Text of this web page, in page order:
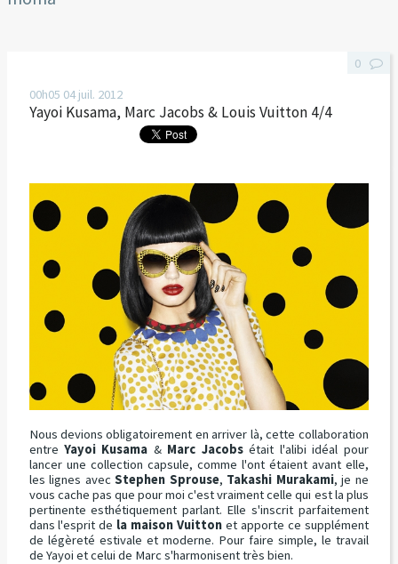
00h05 04 juil. 2012
Yayoi Kusama, Marc Jacobs & Louis Vuitton 4/4
Nous devions obligatoirement en arriver là, cette collaboration
entre Yayoi Kusama &Marc Jacobsétait l'alibi idéal pour
lancer une collection capsule, comme l'ont étaient avant elle,
les lignes avecStephen Sprouse, Takashi Murakami, je ne
vous cache pas que pour moi c'est vraiment celle qui est la plus
pertinente esthétiquement parlant. Elle s'inscrit parfaitement
dans l'esprit de la maison Vuitton et apporte ce supplément
de légèreté estivale et moderne. Pour faire simple, le travail
de Yayoi et celui de Marc s'harmonisent très bien.
0